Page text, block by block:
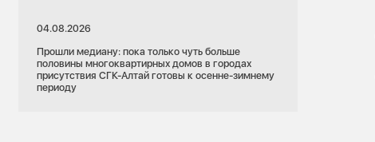
04.08.2026
Прошли медиану: пока только чуть больше
половины многоквартирных домов в городах
присутствия СГК-Алтай готовы к осенне-зимнему
периоду